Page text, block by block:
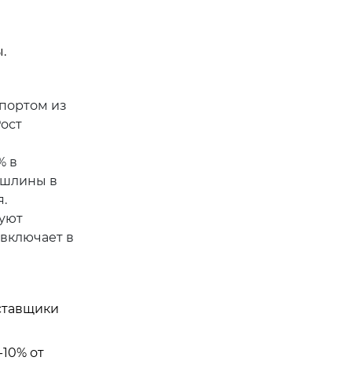
из
в
в
в
от